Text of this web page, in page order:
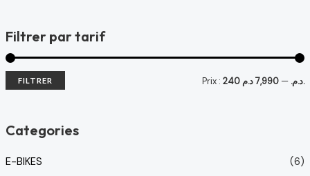
Filtrer par tarif
FILTRER Prix : 240 د.م. — 7,990 د.م.
Categories
E-BIKES
(6)